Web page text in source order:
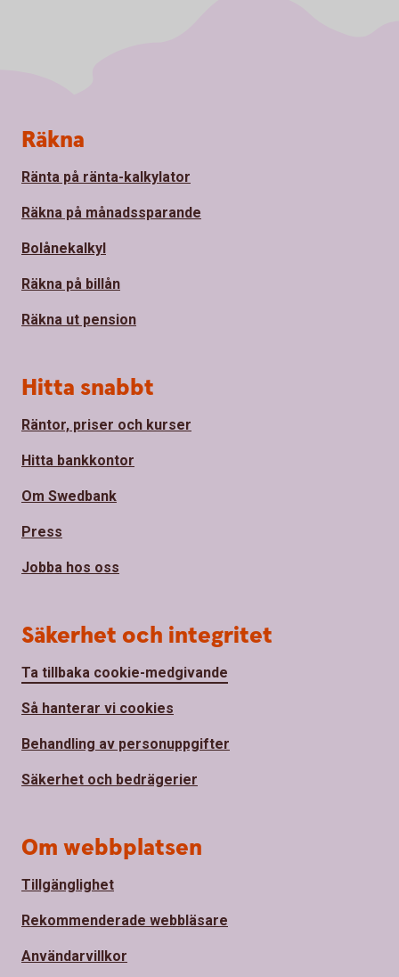
Sidfot
Räkna
Ränta på ränta-kalkylator
Räkna på månadssparande
Bolånekalkyl
Räkna på billån
Räkna ut pension
Hitta snabbt
Räntor, priser och kurser
Hitta bankkontor
Om Swedbank
Press
Jobba hos oss
Säkerhet och integritet
Ta tillbaka cookie-medgivande
Så hanterar vi cookies
Behandling av personuppgifter
Säkerhet och bedrägerier
Om webbplatsen
Tillgänglighet
Rekommenderade webbläsare
Användarvillkor